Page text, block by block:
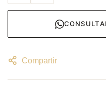
Compartir